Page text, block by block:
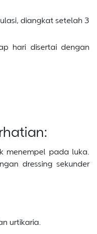
diangkat setelah 3
hari disertai dengan
menempel pada luka.
dressing sekunder
urtikaria.